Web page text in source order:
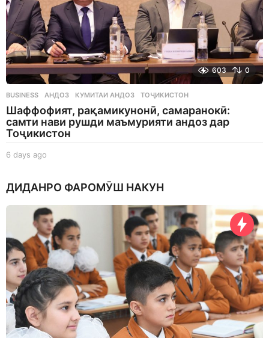
603 0
BUSINESS АНДОЗ ,КУМИТАИ АНДОЗ ,ТОҶИКИСТОН
Шаффофият, рақамикунонӣ, самаранокӣ:
самти нави рушди маъмурияти андоз дар
Тоҷикистон
6 days ago
y
a
g
o
ДИДАНРО ФАРОМӮШ НАКУН